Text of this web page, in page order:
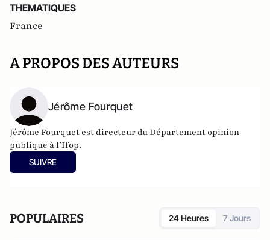
THEMATIQUES
France
A PROPOS DES AUTEURS
Jérôme Fourquet
Jérôme Fourquet est directeur du Département opinion
publique à l’Ifop.
SUIVRE
POPULAIRES 24 Heures 7 Jours